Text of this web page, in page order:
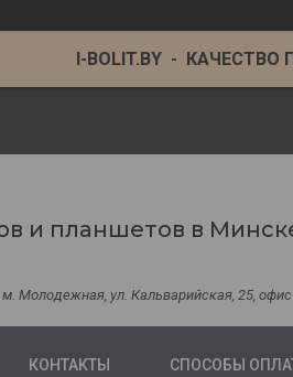
I-BOLIT.BY - КАЧЕСТВО
и планшетов в
м. Молодежная, ул. Кальварийская, 25,
КОНТАКТЫ СПОСОБЫ